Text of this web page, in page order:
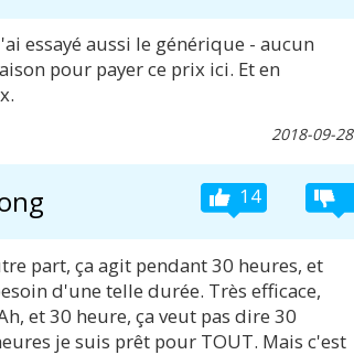
essayé aussi le générique - aucun
pour payer ce prix ici. Et en
2018-09-28
14
part, ça agit pendant 30 heures, et
d'une telle durée. Très efficace,
et 30 heure, ça veut pas dire 30
je suis prêt pour TOUT. Mais c'est